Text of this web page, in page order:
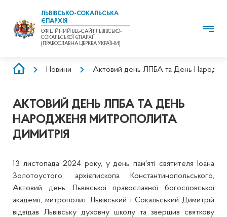
ЛЬВІВСЬКО-СОКАЛЬСЬКА
ЄПАРХІЯ
ОФІЦІЙНИЙ ВЕБ-САЙТ ЛЬВІВСЬКО-
СОКАЛЬСЬКОЇ ЄПАРХІЇ
(ПРАВОСЛАВНА ЦЕРКВА УКРАЇНИ)
РЯДОК
Новини Актовий день ЛПБА та День
АКТОВИЙ ДЕНЬ ЛПБА ТА ДЕНЬ
НАРОДЖЕНЯ МИТРОПОЛИТА
ДИМИТРІЯ
13 листопада 2024 року, у день пам'яті святителя Іоана
Золотоустого, архієпископа Константинопольського,
Актовий день Львівської православної богословської
академії, митрополит Львівський і Сокальський Димитрій
відвідав Львівську духовну школу та звершив святкову